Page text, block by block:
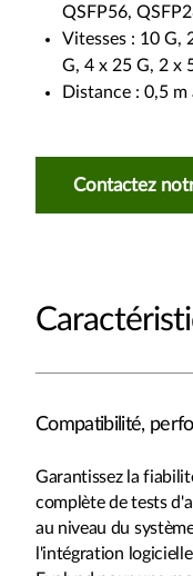
QSFP56,
Vitesses : 10 G,
G, 4 x 25 G, 2 x
Distance : 0,5 m
Contactez
Compatibilité,
Garantissez la
complète de tests
au niveau du
l'intégration